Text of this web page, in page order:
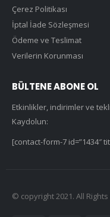
Çerez Politikası
İptal İade Sözleşmesi
Ödeme ve Teslimat
Verilerin Korunması
BÜLTENE ABONE OL
Etkinlikler, indirimler ve
Kaydolun:
[contact-form-7 id=”1434″
© copyright 2021. All